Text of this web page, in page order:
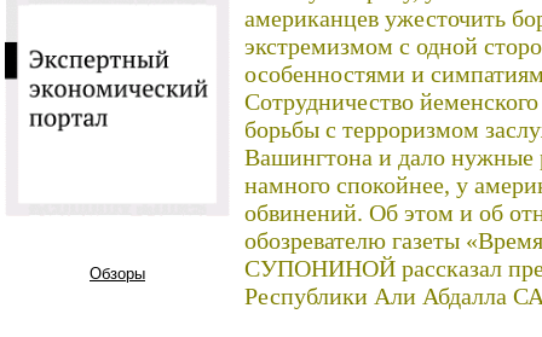
Обзоры
американцев ужесточить
экстремизмом с одной
особенностями и
Сотрудничество
борьбы с терроризмом
Вашингтона и дало нужные
намного спокойнее, у
обвинений. Об этом и об
обозревателю газеты
СУПОНИНОЙ рассказал
Республики Али Абдалла